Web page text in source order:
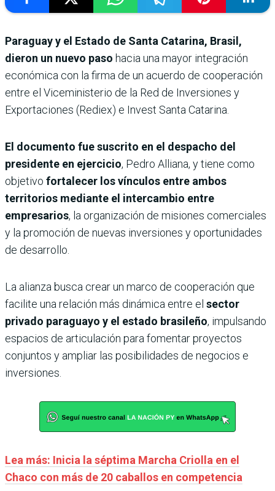
Paraguay y el Estado de Santa Catarina, Brasil,
dieron un nuevo paso hacia una mayor integración
económica con la firma de un acuerdo de cooperación
entre el Viceministerio de la Red de Inversiones y
Exportaciones (Rediex) e Invest Santa Catarina.
El documento fue suscrito en el despacho del
presidente en ejercicio, Pedro Alliana, y tiene como
objetivo fortalecer los vínculos entre ambos
territorios mediante el intercambio entre
empresarios, la organización de misiones comerciales
y la promoción de nuevas inversiones y oportunidades
de desarrollo.
La alianza busca crear un marco de cooperación que
facilite una relación más dinámica entre el sector
privado paraguayo y el estado brasileño, impulsando
espacios de articulación para fomentar proyectos
conjuntos y ampliar las posibilidades de negocios e
inversiones.
Lea más: Inicia la séptima Marcha Criolla en el
Chaco con más de 20 caballos en competencia